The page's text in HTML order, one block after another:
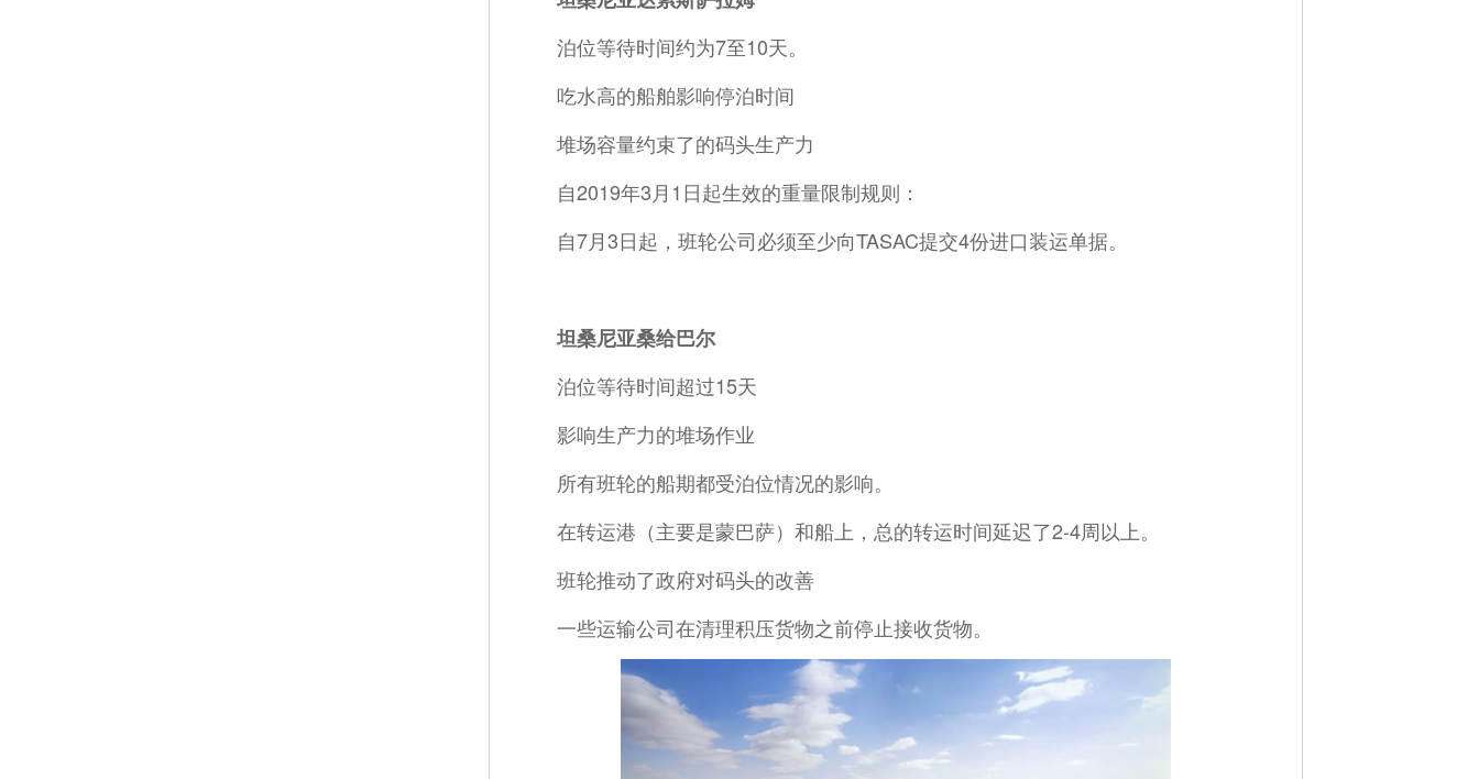
泊位等待时间约为7至10天。
吃水高的船舶影响停泊时间
堆场容量约束了的码头生产力
自2019年3月1日起生效的重量限制规则：
自7月3日起，班轮公司必须至少向TASAC提交4份进口装运单据。
坦桑尼亚桑给巴尔
泊位等待时间超过15天
影响生产力的堆场作业
所有班轮的船期都受泊位情况的影响。
在转运港（主要是蒙巴萨）和船上，总的转运时间延迟了2-4周以上。
班轮推动了政府对码头的改善
一些运输公司在清理积压货物之前停止接收货物。